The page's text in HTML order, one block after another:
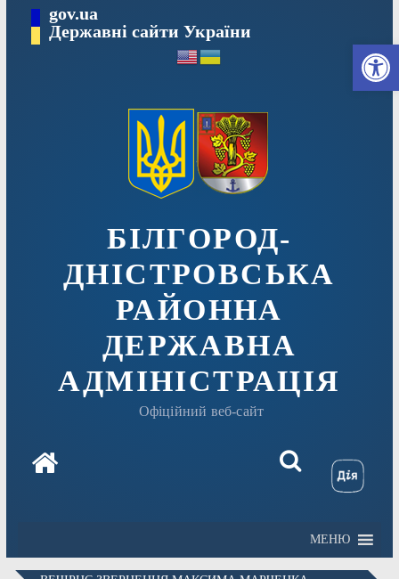
вмісту
gov.ua
Державні сайти України
БІЛГОРОД-
ДНІСТРОВСЬКА
РАЙОННА
ДЕРЖАВНА
АДМІНІСТРАЦІЯ
Офіційний веб-сайт
МЕНЮ